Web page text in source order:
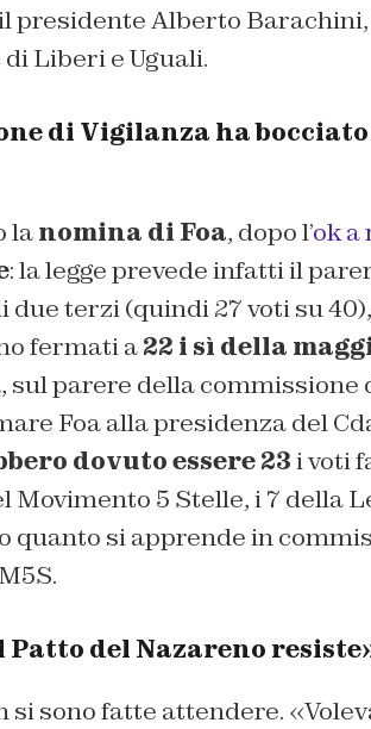
presidente Alberto
Liberi e Uguali.
di Vigilanza ha
lanomina di Foa, dopo l’ok a
: la legge prevede infatti il
due terzi (quindi 27 voti su
fermati a22 i sì della
sul parere della commissione
Foa alla presidenza del
dovuto essere 23i voti
Movimento 5 Stelle, i 7 della
quanto si apprende in
Patto del Nazareno
si sono fatte attendere.